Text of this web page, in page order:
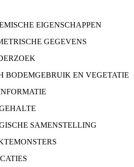
EIGENSCHAPPEN
GEGEVENS
BODEMGEBRUIK EN VEGETATIE
SAMENSTELLING